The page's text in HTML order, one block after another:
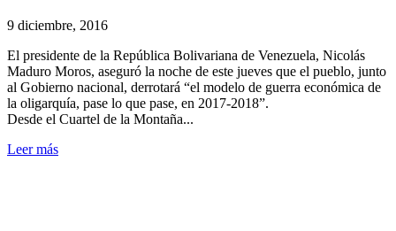
9 diciembre, 2016
El presidente de la República Bolivariana de Venezuela, Nicolás
Maduro Moros, aseguró la noche de este jueves que el pueblo, junto
al Gobierno nacional, derrotará “el modelo de guerra económica de
la oligarquía, pase lo que pase, en 2017-2018”.
Desde el Cuartel de la Montaña...
Leer más